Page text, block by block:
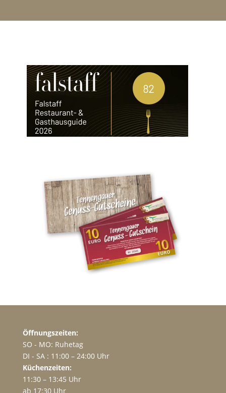
Öffnungszeiten:
SO - MO: Ruhetag
DI - SA : 11:00 – 24:00 Uhr
Küchenzeiten:
11:30 – 13:45 Uhr
ab 17:30 Uhr